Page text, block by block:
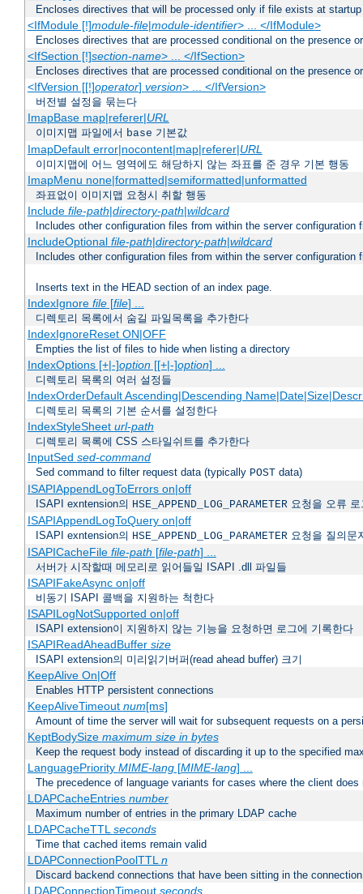
Encloses directives that will be processed only if file exists at startup
<IfModule [!]module-file|module-identifier> ... </IfModule>
Encloses directives that are processed conditional on the presence
<IfSection [!]section-name> ... </IfSection>
Encloses directives that are processed conditional on the presence
<IfVersion [[!]operator] version> ... </IfVersion>
버전별 설정을 묶는다
ImapBase map|referer|URL
이미지맵 파일에서 base 기본값
ImapDefault error|nocontent|map|referer|URL
이미지맵에 어느 영역에도 해당하지 않는 좌표를 준 경우 기본 행동
ImapMenu none|formatted|semiformatted|unformatted
좌표없이 이미지맵 요청시 취할 행동
Include file-path|directory-path|wildcard
Includes other configuration files from within the server configuration
IncludeOptional file-path|directory-path|wildcard
Includes other configuration files from within the server configuration
Inserts text in the HEAD section of an index page.
IndexIgnore file[file] ...
디렉토리 목록에서 숨길 파일목록을 추가한다
IndexIgnoreReset ON|OFF
Empties the list of files to hide when listing a directory
IndexOptions [+|-]option[[+|-]option] ...
디렉토리 목록의 여러 설정들
IndexOrderDefault Ascending|Descending
디렉토리 목록의 기본 순서를 설정한다
IndexStyleSheet url-path
디렉토리 목록에 CSS 스타일쉬트를 추가한다
InputSed sed-command
Sed command to filter request data (typically POST data)
ISAPIAppendLogToErrors on|off
ISAPI exntension의 HSE_APPEND_LOG_PARAMETER 요청을 오류
ISAPIAppendLogToQuery on|off
ISAPI exntension의 HSE_APPEND_LOG_PARAMETER 요청을 질의문
ISAPICacheFile file-path [file-path] ...
서버가 시작할때 메모리로 읽어들일 ISAPI .dll 파일들
ISAPIFakeAsync on|off
비동기 ISAPI 콜백을 지원하는 척한다
ISAPILogNotSupported on|off
ISAPI extension이 지원하지 않는 기능을 요청하면 로그에 기록한다
ISAPIReadAheadBuffer size
ISAPI extension의 미리읽기버퍼(read ahead buffer) 크기
KeepAlive On|Off
Enables HTTP persistent connections
KeepAliveTimeout num[ms]
Amount of time the server will wait for subsequent requests on a
KeptBodySize maximum size in bytes
Keep the request body instead of discarding it up to the specified
LanguagePriority MIME-lang[MIME-lang] ...
The precedence of language variants for cases where the client
LDAPCacheEntries number
Maximum number of entries in the primary LDAP cache
LDAPCacheTTLseconds
Time that cached items remain valid
LDAPConnectionPoolTTLn
Discard backend connections that have been sitting in the
LDAPConnectionTimeout seconds